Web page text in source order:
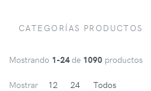
CATEGORÍAS PRODUCTOS
Mostrando 1-24de 1090 productos
Mostrar 12 24 Todos